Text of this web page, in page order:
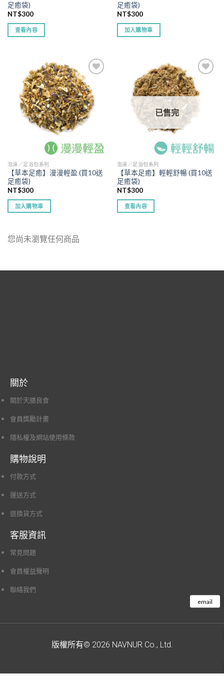
面
選
擇
足癒袋)
NT$300
查看內容
足癒袋)
NT$300
加入購物車
泡澡／足浴包系列
【草本足癒】漫漫輕盈 (買10送
足癒袋)
NT$300
加入購物車
已售完
泡澡／足浴包系列
【草本足癒】輕輕舒暢 (買10送
足癒袋)
NT$300
查看內容
您尚未瀏覽任何商品
關於
關於天膳良食
會員獎勵計畫
隱私權及網站使用條款
購物說明
付款方式
運送方式
退換貨方式
客服資訊
常見問題
會員權益聲明
聯絡我們
版權所有© 2026 NAVNUR Co., Ltd.